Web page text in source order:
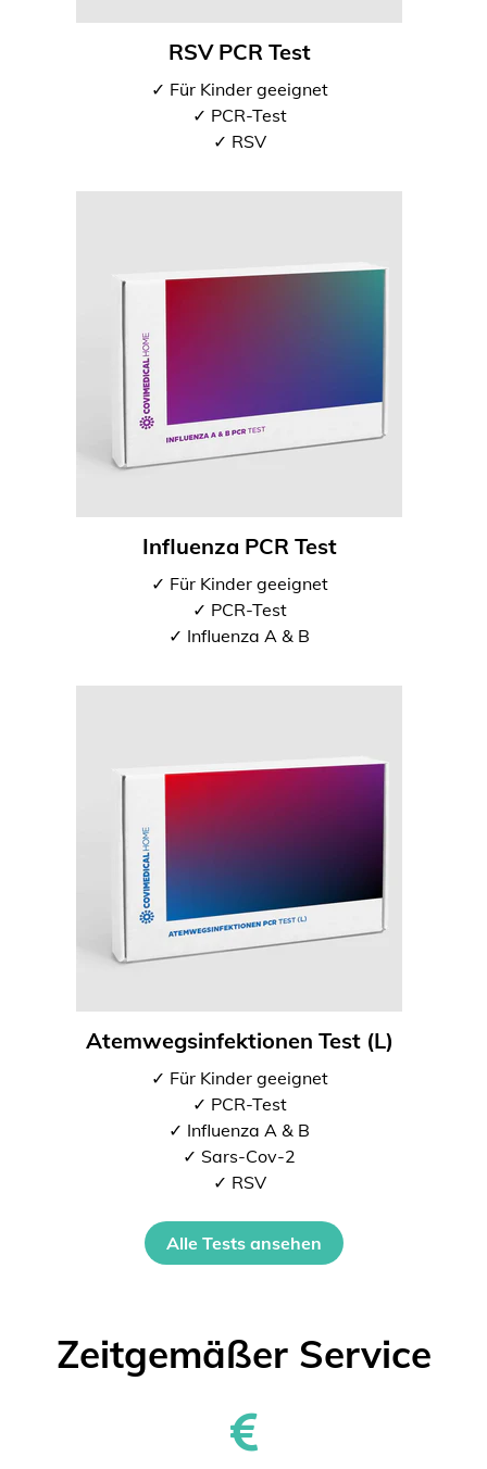
RSV PCR Test
✓ Für Kinder geeignet
✓ PCR-Test
✓ RSV
Influenza PCR Test
✓ Für Kinder geeignet
✓ PCR-Test
✓ Influenza A & B
Atemwegsinfektionen Test (L)
✓ Für Kinder geeignet
✓ PCR-Test
✓ Influenza A & B
✓ Sars-Cov-2
✓ RSV
Alle Tests ansehen
Zeitgemäßer Service